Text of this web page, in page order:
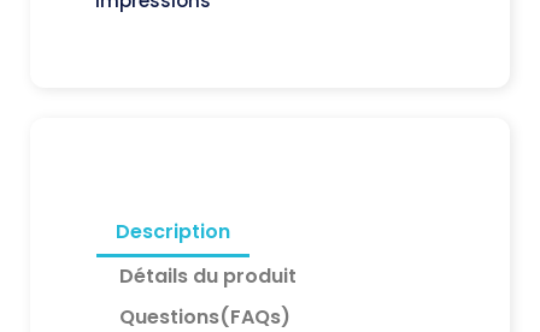
Description
Détails du produit
Questions(FAQs)